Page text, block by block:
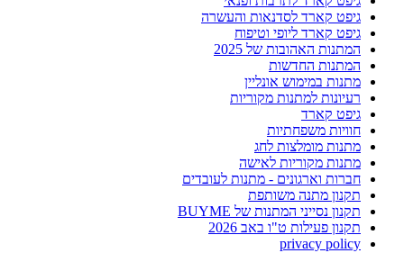
גיפט קארד לסדנאות והעשרה
גיפט קארד ליופי וטיפוח
המתנות האהובות של 2025
המתנות החדשות
מתנות במימוש אונליין
רעיונות למתנות מקוריות
גיפט קארד
חוויות משפחתיות
מתנות מומלצות לחג
מתנות מקוריות לאישה
חברות וארגונים - מתנות לעובדים
תקנון מתנה משותפת
תקנון נסייני המתנות של BUYME
תקנון פעילות ט"ו באב 2026
privacy policy